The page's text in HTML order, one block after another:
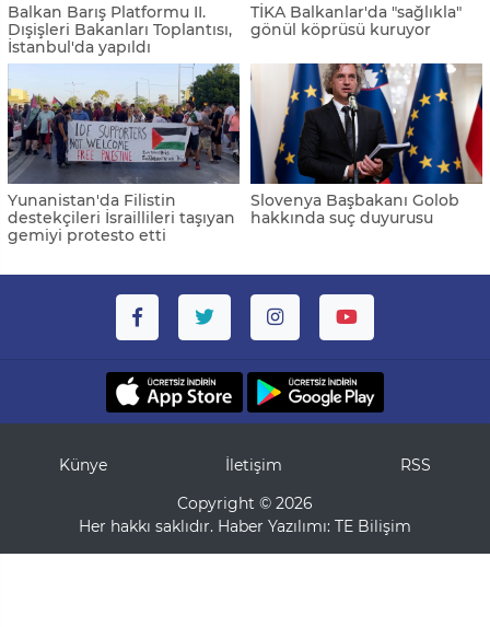
Balkan Barış Platformu II.
Dışişleri Bakanları Toplantısı,
İstanbul'da yapıldı
TİKA Balkanlar'da "sağlıkla"
gönül köprüsü kuruyor
Yunanistan'da Filistin
destekçileri İsraillileri taşıyan
gemiyi protesto etti
Slovenya Başbakanı Golob
hakkında suç duyurusu
Künye İletişim
RSS
Copyright © 2026
Her hakkı saklıdır. Haber Yazılımı: TE Bilişim